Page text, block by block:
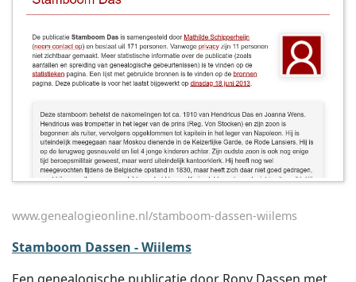
www.genealogieonline.nl/stamboom-dassen-wiilems
Stamboom Dassen - Wiilems